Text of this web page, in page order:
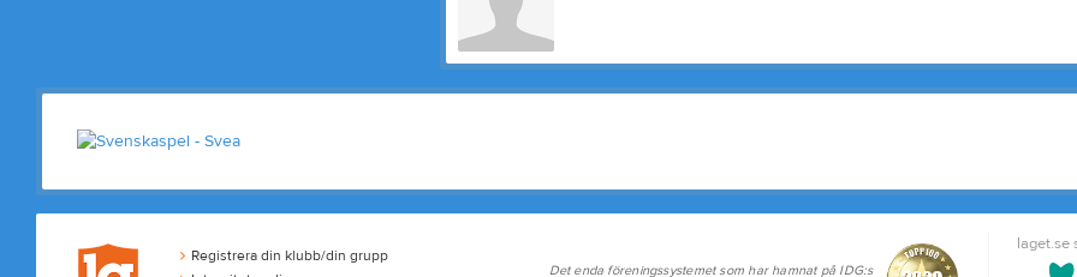
Registrera din klubb/din grupp
laget.se
Det enda föreningssystemet som har hamnat på IDG:s